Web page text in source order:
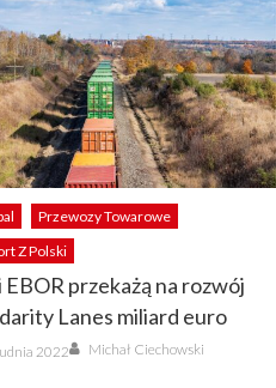
Przewozy Towarowe
Z Polski
EBOR przekażą na rozwój
Lanes miliard euro
2022 Author
Michał Ciechowski